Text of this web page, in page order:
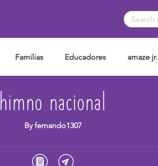
Familias Educadores amaze jr.
himno nacional
By fernando1307